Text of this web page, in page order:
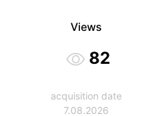
Views
82
acquisition date
7.08.2026